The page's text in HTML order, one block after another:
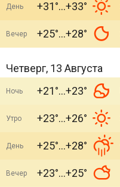
День +31° +33°
Вечер +25° +28°
Четверг, 13 Августа
Ночь +21° +23°
Утро +23° +26°
День +25° +28°
Вечер +23° +25°